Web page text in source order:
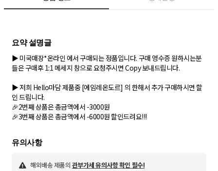
요약 설명글
▶ 미국매장*온라인 에서 구매되는 정품입니다. 구매 영수증 원하시는분
들은 구매후 1:1 메세지 창으로 요청주시면 Copy 보내드립니다.
▶ 저희 Hello마담 제품중 [에임레온도르] 의 한해서 추가 구매하시면 할
인 드립니다.
🎉2번째 상품은 총금액에서 -3000원
🎉3번째 상품은 총금액에서 -6000원 할인드려요!!!
유의사항
해외배송 제품의 관부가세 유의사항 확인 필수!